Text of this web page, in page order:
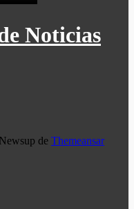
Noticias
de Themeansar